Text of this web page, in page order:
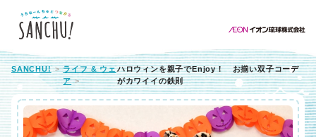
SANCHU!
ライフ & ウェ
ア
ハロウィンを親子でEnjoy！ お揃い双子コーデ
がカワイイの鉄則